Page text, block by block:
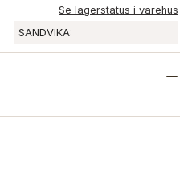
Se lagerstatus i varehus
SANDVIKA: